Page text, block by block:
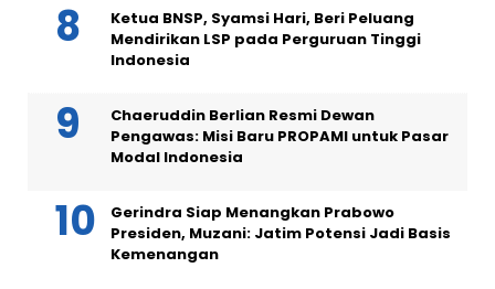
Ketua BNSP, Syamsi Hari, Beri Peluang
Mendirikan LSP pada Perguruan Tinggi
Indonesia
Chaeruddin Berlian Resmi Dewan
Pengawas: Misi Baru PROPAMI untuk Pasar
Modal Indonesia
Gerindra Siap Menangkan Prabowo
Presiden, Muzani: Jatim Potensi Jadi Basis
Kemenangan